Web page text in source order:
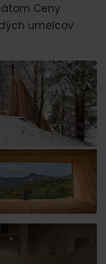
Ceny
umelcov